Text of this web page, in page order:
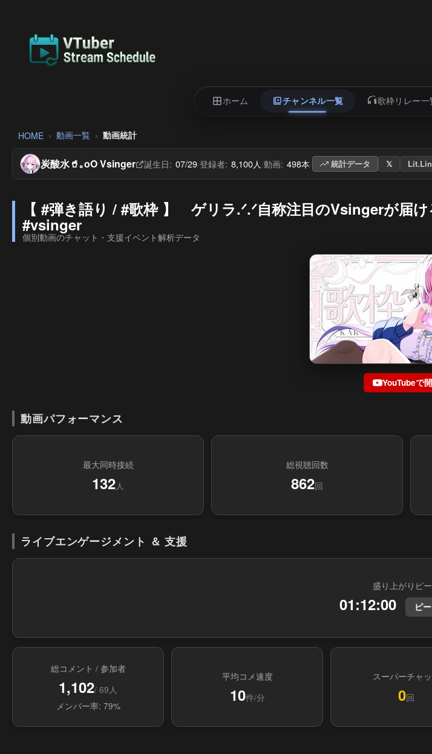
ホーム チャンネル一覧 歌枠リレー一
HOME 動画一覧 動画統計
炭酸水🥤｡oO Vsinger 誕生日: 07/29/登録者: 8,100人/動画: 498本/ 統計データ 𝕏
【 #弾き語り / #歌枠 】 ゲリラ.ᐟ.ᐟ自称注目のVsingerが
#vsinger
個別動画のチャット・支援イベント解析データ
YouTubeで
動画パフォーマンス
最大同時接続
132人
総視聴回数
862回
ライブエンゲージメント ＆ 支援
盛り上がりピ
01:12:00 ピ
総コメント / 参加者
1,102/ 69人
メンバー率: 79%
平均コメ速度
10件/分
スーパーチャ
0回